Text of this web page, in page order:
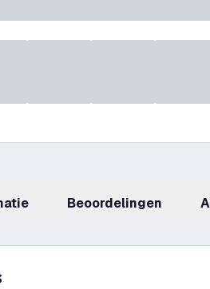
beoordelingen